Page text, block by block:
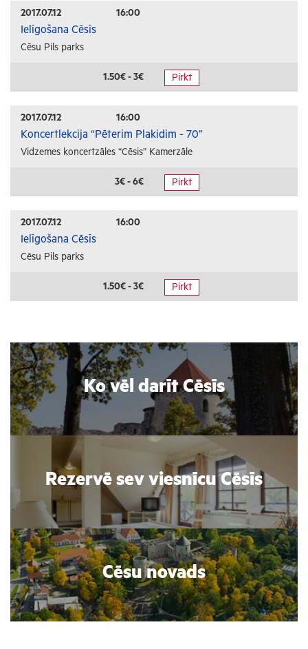
2017.07.12 16:00
Ielīgošana Cēsīs
Cēsu Pils parks
1.50€ - 3€ Pirkt
2017.07.12 16:00
Koncertlekcija “Pēterim Plakidim - 70”
Vidzemes koncertzāles “Cēsis” Kamerzāle
3€ - 6€ Pirkt
2017.07.12 16:00
Ielīgošana Cēsīs
Cēsu Pils parks
1.50€ - 3€ Pirkt
Ko vēl darīt Cēsīs
Rezervē sev viesnīcu Cēsīs
Cēsu novads